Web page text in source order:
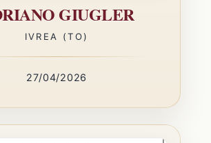
GIUGLER
IVREA (TO)
27/04/2026